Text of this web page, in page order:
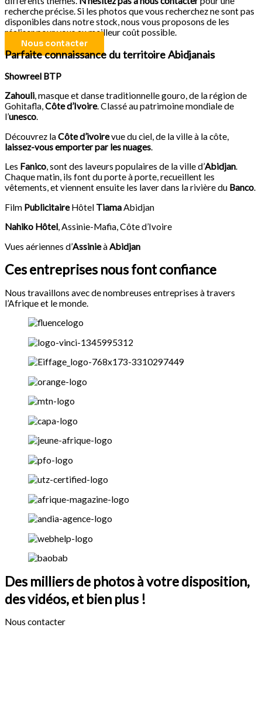
recherche précise. Si les photos que vous recherchez ne sont pas
disponibles dans notre stock, nous vous proposons de les
réaliser pour vous au meilleur coût possible.
Nous contacter
Parfaite connaissance du territoire Abidjanais
Showreel BTP
Zahouli, masque et danse traditionnelle gouro, de la région de
Gohitafla,Côte d’Ivoire. Classé au patrimoine mondiale de
l’unesco.
Découvrez laCôte d’ivoirevue du ciel, de la ville à la côte,
laissez-vous emporter par les nuages
Les Fanico, sont des laveurs populaires de la ville d’Abidjan.
Chaque matin, ils font du porte à porte, recueillent les
vêtements, et viennent ensuite les laver dans la rivière du Banco.
Film PublicitaireHôtel Tiama Abidjan
Nahiko Hôtel, Assinie-Mafia, Côte d’Ivoire
Vues aériennes d’Assinieà Abidjan
Ces entreprises nous font confiance
Nous travaillons avec de nombreuses entreprises à travers
l’Afrique et le monde.
Des milliers de photos à votre disposition,
des vidéos, et bien plus !
Nous contacter